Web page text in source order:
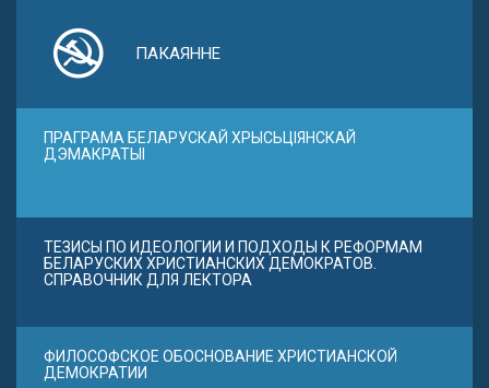
ПАКАЯННЕ
ПРАГРАМА БЕЛАРУСКАЙ ХРЫСЬЦІЯНСКАЙ
ДЭМАКРАТЫІ
ТЕЗИСЫ ПО ИДЕОЛОГИИ И ПОДХОДЫ К РЕФОРМАМ
БЕЛАРУСКИХ ХРИСТИАНСКИХ ДЕМОКРАТОВ.
СПРАВОЧНИК ДЛЯ ЛЕКТОРА
ФИЛОСОФСКОЕ ОБОСНОВАНИЕ ХРИСТИАНСКОЙ
ДЕМОКРАТИИ